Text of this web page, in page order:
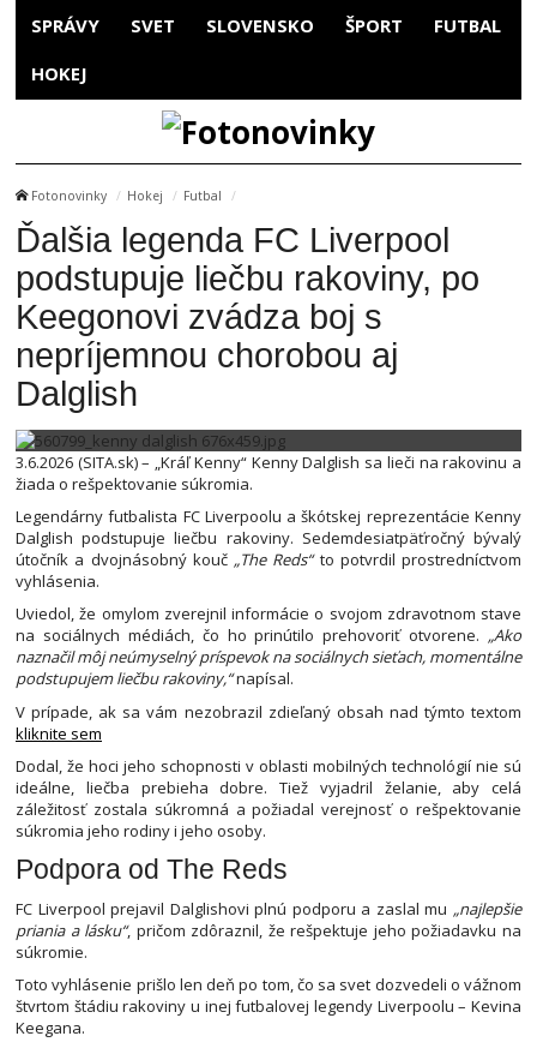
SPRÁVY SVET SLOVENSKO ŠPORT FUTBAL
HOKEJ
Fotonovinky Hokej Futbal
Ďalšia legenda FC Liverpool
podstupuje liečbu rakoviny, po
Keegonovi zvádza boj s
nepríjemnou chorobou aj
Dalglish
3.6.2026 (SITA.sk) – „Kráľ Kenny“ Kenny Dalglish sa lieči na rakovinu a
žiada o rešpektovanie súkromia.
Legendárny futbalista FC Liverpoolu a škótskej reprezentácie Kenny
Dalglish podstupuje liečbu rakoviny. Sedemdesiatpäťročný bývalý
útočník a dvojnásobný kouč „The Reds“to potvrdil prostredníctvom
vyhlásenia.
Uviedol, že omylom zverejnil informácie o svojom zdravotnom stave
na sociálnych médiách, čo ho prinútilo prehovoriť otvorene. „Ako
naznačil môj neúmyselný príspevok na sociálnych sieťach, momentálne
podstupujem liečbu rakoviny,“napísal.
V prípade, ak sa vám nezobrazil zdieľaný obsah nad týmto textom
kliknite sem
Dodal, že hoci jeho schopnosti v oblasti mobilných technológií nie sú
ideálne, liečba prebieha dobre. Tiež vyjadril želanie, aby celá
záležitosť zostala súkromná a požiadal verejnosť o rešpektovanie
súkromia jeho rodiny i jeho osoby.
Podpora od The Reds
FC Liverpool prejavil Dalglishovi plnú podporu a zaslal mu „najlepšie
priania a lásku“, pričom zdôraznil, že rešpektuje jeho požiadavku na
súkromie.
Toto vyhlásenie prišlo len deň po tom, čo sa svet dozvedeli o vážnom
štvrtom štádiu rakoviny u inej futbalovej legendy Liverpoolu – Kevina
Keegana.